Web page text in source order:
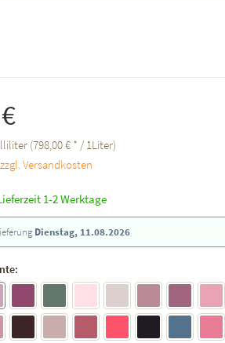
(798,00 € * / 1Liter)
zzgl. Versandkosten
1-2 Werktage
Dienstag, 11.08.2026